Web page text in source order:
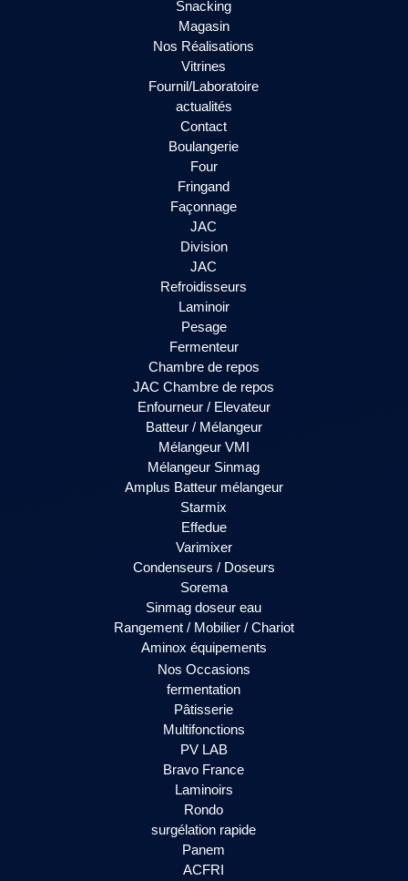
Snacking
Magasin
Nos Réalisations
Vitrines
Fournil/Laboratoire
actualités
Contact
Boulangerie
Four
Fringand
Façonnage
JAC
Division
JAC
Refroidisseurs
Laminoir
Pesage
Fermenteur
Chambre de repos
JAC Chambre de repos
Enfourneur / Elevateur
Batteur / Mélangeur
Mélangeur VMI
Mélangeur Sinmag
Amplus Batteur mélangeur
Starmix
Effedue
Varimixer
Condenseurs / Doseurs
Sorema
Sinmag doseur eau
Rangement / Mobilier / Chariot
Aminox équipements
Nos Occasions
fermentation
Pâtisserie
Multifonctions
PV LAB
Bravo France
Laminoirs
Rondo
surgélation rapide
Panem
ACFRI